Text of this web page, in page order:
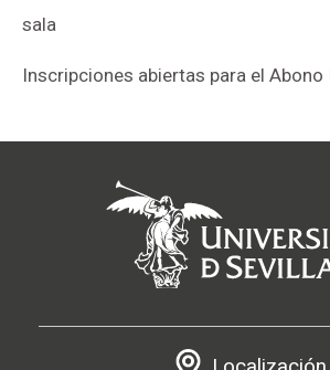
sala
Inscripciones abiertas para el